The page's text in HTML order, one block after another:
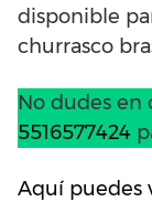
disponible
churrasco
No dudes en
5516577424
Aquí puedes